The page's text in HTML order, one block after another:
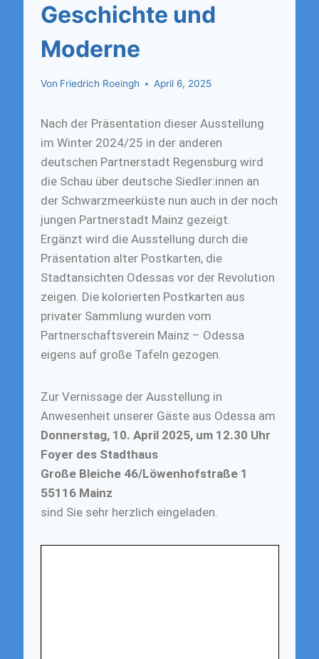
Geschichte und
Moderne
Von Friedrich Roeingh April 6, 2025
Nach der Präsentation dieser Ausstellung
im Winter 2024/25 in der anderen
deutschen Partnerstadt Regensburg wird
die Schau über deutsche Siedler:innen an
der Schwarzmeerküste nun auch in der noch
jungen Partnerstadt Mainz gezeigt.
Ergänzt wird die Ausstellung durch die
Präsentation alter Postkarten, die
Stadtansichten Odessas vor der Revolution
zeigen. Die kolorierten Postkarten aus
privater Sammlung wurden vom
Partnerschaftsverein Mainz – Odessa
eigens auf große Tafeln gezogen.
Zur Vernissage der Ausstellung in
Anwesenheit unserer Gäste aus Odessa am
Donnerstag, 10. April 2025, um 12.30 Uhr
Foyer des Stadthaus
Große Bleiche 46/Löwenhofstraße 1
55116 Mainz
sind Sie sehr herzlich eingeladen.